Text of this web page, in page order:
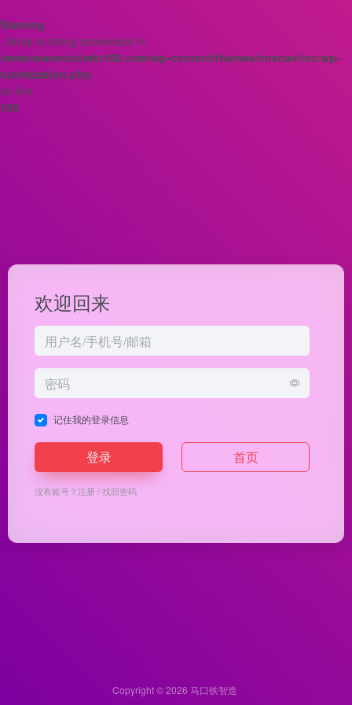
Warning
: Array to string conversion in
/www/wwwroot/mkt168.com/wp-content/themes/onenav/inc/wp-
optimization.php
on line
108
欢迎回来
记住我的登录信息
登录 首页
没有账号？注册/找回密码
Copyright © 2026 马口铁智造